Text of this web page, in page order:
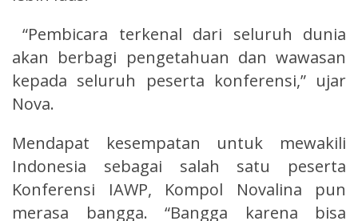
“Pembicara terkenal dari seluruh dunia
akan berbagi pengetahuan dan wawasan
kepada seluruh peserta konferensi,” ujar
Nova.
Mendapat kesempatan untuk mewakili
Indonesia sebagai salah satu peserta
Konferensi IAWP, Kompol Novalina pun
merasa bangga. “Bangga karena bisa